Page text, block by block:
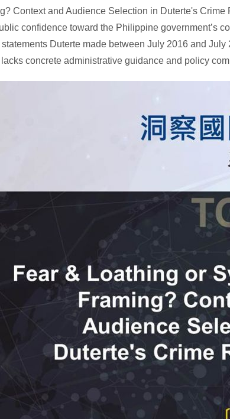
Context and Audience Selection in Duterte's
confidence toward the Philippine government’s
Duterte made between July 2016 and
concrete administrative guidance and policy